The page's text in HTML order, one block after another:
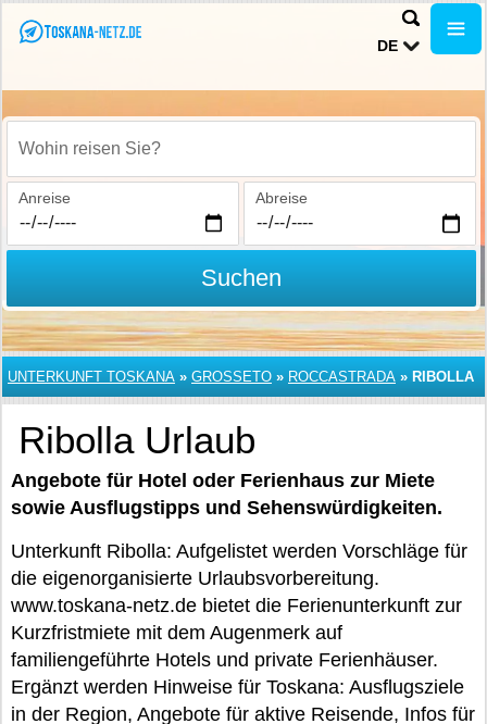
DE
Wohin reisen Sie?
Anreise Abreise
Suchen
UNTERKUNFT TOSKANA » GROSSETO » ROCCASTRADA » RIBOLLA
Ribolla Urlaub
Angebote für Hotel oder Ferienhaus zur Miete
sowie Ausflugstipps und Sehenswürdigkeiten.
Unterkunft Ribolla: Aufgelistet werden Vorschläge für
die eigenorganisierte Urlaubsvorbereitung.
www.toskana-netz.de bietet die Ferienunterkunft zur
Kurzfristmiete mit dem Augenmerk auf
familiengeführte Hotels und private Ferienhäuser.
Ergänzt werden Hinweise für Toskana: Ausflugsziele
in der Region, Angebote für aktive Reisende, Infos für